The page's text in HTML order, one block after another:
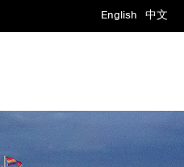
English 中文